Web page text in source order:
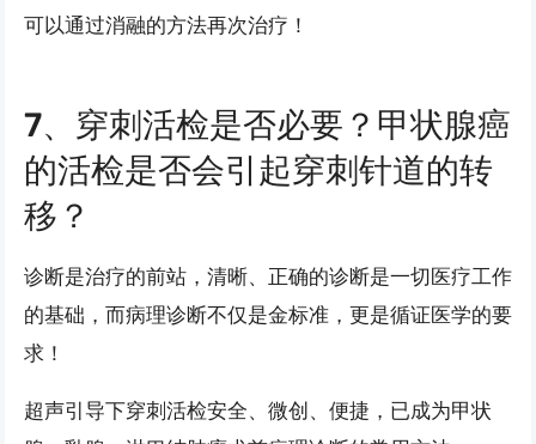
可以通过消融的方法再次治疗！
7、穿刺活检是否必要？甲状腺癌
的活检是否会引起穿刺针道的转
移？
诊断是治疗的前站，清晰、正确的诊断是一切医疗工作
的基础，而病理诊断不仅是金标准，更是循证医学的要
求！
超声引导下穿刺活检安全、微创、便捷，已成为甲状